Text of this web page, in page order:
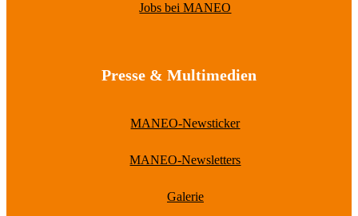
Jobs bei MANEO
Presse & Multimedien
MANEO-Newsticker
MANEO-Newsletters
Galerie